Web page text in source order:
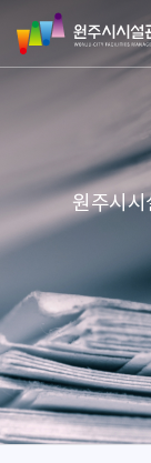
네
원
주
시
리
공
단
원주시시